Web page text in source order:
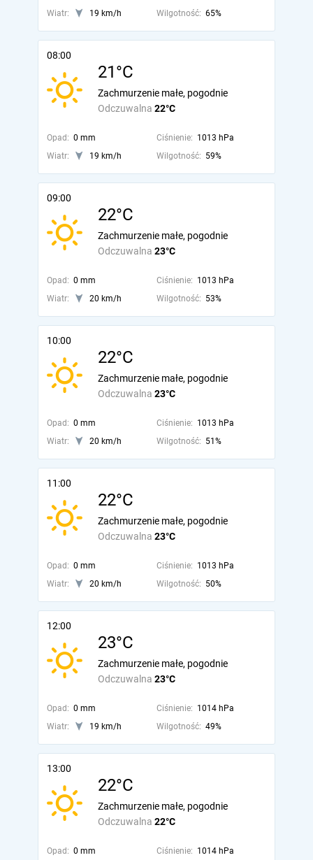
Wiatr: 19 km/h Wilgotność: 65%
08:00
21°C
Odczuwalna 22°C
Zachmurzenie małe, pogodnie
Opad: 0 mm Ciśnienie: 1013 hPa
Wiatr:
19 km/h Wilgotność: 59%
09:00
22°C
Odczuwalna 23°C
Zachmurzenie małe, pogodnie
Opad: 0 mm Ciśnienie: 1013 hPa
Wiatr:
20 km/h Wilgotność: 53%
10:00
22°C
Odczuwalna 23°C
Zachmurzenie małe, pogodnie
Opad: 0 mm Ciśnienie: 1013 hPa
Wiatr:
20 km/h Wilgotność: 51%
11:00
22°C
Odczuwalna 23°C
Zachmurzenie małe, pogodnie
Opad: 0 mm Ciśnienie: 1013 hPa
Wiatr:
20 km/h Wilgotność: 50%
12:00
23°C
Odczuwalna 23°C
Zachmurzenie małe, pogodnie
Opad: 0 mm Ciśnienie: 1014 hPa
Wiatr:
19 km/h Wilgotność: 49%
13:00
22°C
Odczuwalna 22°C
Zachmurzenie małe, pogodnie
Opad: 0 mm Ciśnienie: 1014 hPa